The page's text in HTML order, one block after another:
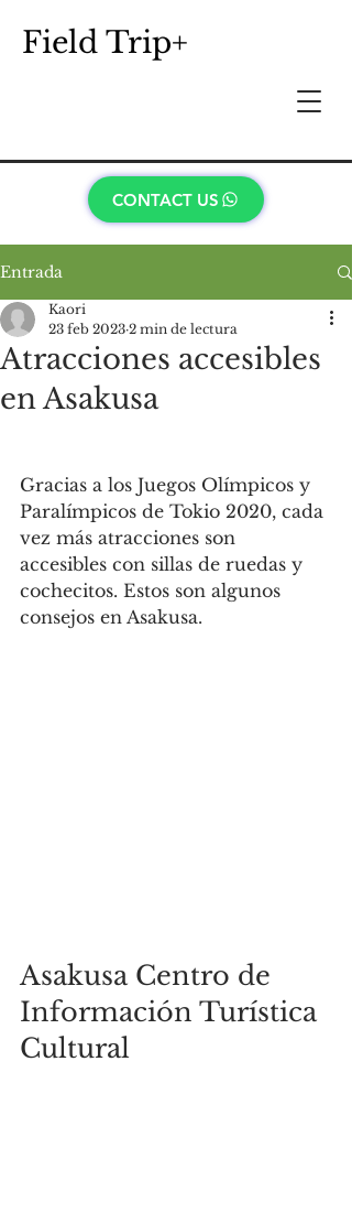
Field Trip+
CONTACT US
Entrada
Atracciones accesibles
en Asakusa
Kaori
23 feb 2023 2 min de lectura
Gracias a los Juegos Olímpicos y
Paralímpicos de Tokio 2020, cada
vez más atracciones son
accesibles con sillas de ruedas y
cochecitos. Estos son algunos
consejos en Asakusa.
Asakusa Centro de
Información Turística
Cultural